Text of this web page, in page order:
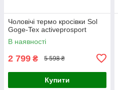
Чоловічі термо кросівки Sol
Goge-Tex activeprosport
В наявності
2 799 ₴ 5 598 ₴
Купити